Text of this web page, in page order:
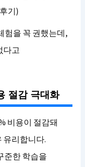
기)
험을 꼭 권했는데,
다고
절감 극대화
비용이 절감돼
유리합니다.
준한 학습을